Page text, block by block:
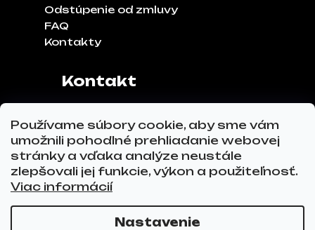
Používame súbory cookie, aby sme vám
umožnili pohodlné prehliadanie webovej
stránky a vďaka analýze neustále
zlepšovali jej funkcie, výkon a použiteľnosť.
Viac informácií
Nastavenie
Odstúpenie od zmluvy
FAQ
Kontakty
Kontakt
Hviezdoslavov
Tel.č.:0911 271 302
Email:info@glovez.sk